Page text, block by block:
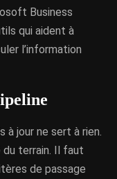
Business
qui aident à
l’information
à jour ne sert à rien.
terrain. Il faut
de passage